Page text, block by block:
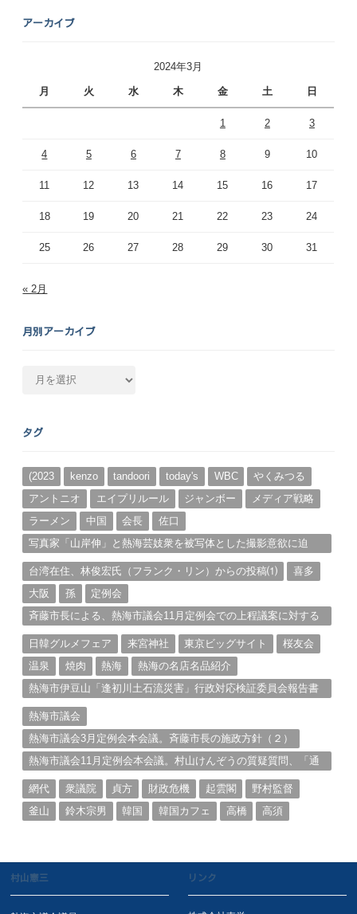
アーカイブ
2024年3月
月 火 水 木 金 土 日
1 2 3
4 5 6 7 8 9 10
11 12 13 14 15 16 17
18 19 20 21 22 23 24
25 26 27 28 29 30 31
« 2月
月別アーカイブ
カ
ブ
タグ
(2023 kenzo tandoori today's WBC
やくみつる
アントニオ
エイプリルール ジャンボー
メディア戦略
ラーメン
中国 会長
佐口
写真家「山岸伸」と熱海芸妓衆を被写体とした撮影意欲に迫
台湾在住、林俊宏氏（フランク・リン）からの投稿⑴
喜多
大阪
孫
定例会
斉藤市長による、熱海市議会11月定例会での上程議案に対する
日韓グルメフェア
来宮神社 東京ビッグサイト
桜友会
温泉
焼肉 熱海
熱海の名店名品紹介
熱海市伊豆山「逢初川土石流災害」行政対応検証委員会報告書
熱海市議会
熱海市議会3月定例会本会議。斉藤市長の施政方針（２）
熱海市議会11月定例会本会議。村山けんぞうの質疑質問、「通
網代
衆議院 貞方 財政危機 起雲閣
野村監督
釜山
鈴木宗男 韓国 韓国カフェ 高橋 高須
村山憲三 リンク